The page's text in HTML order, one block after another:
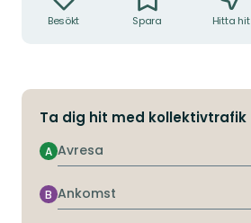
Besökt Spara Hitta hit
Ta dig hit med kollektivtrafik
Avresa
A
Ankomst
B